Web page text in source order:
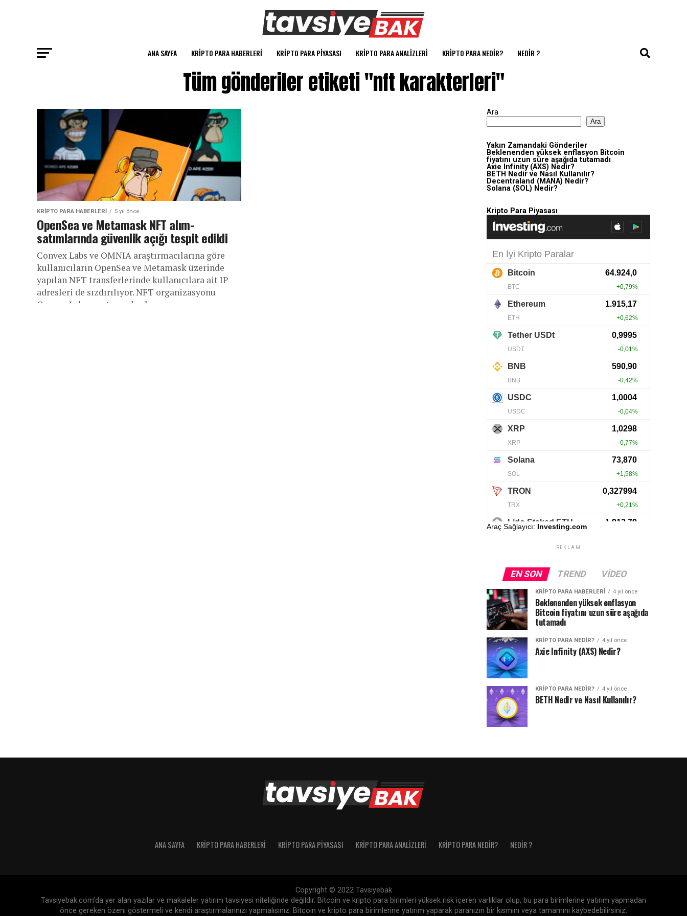
ANA SAYFA KRIPTO PARA HABERLERI KRIPTO PARA PIYASASI KRIPTO PARA ANALIZLERI KRIPTO PARA NEDIR? NEDIR ?
Tüm gönderiler etiketi "nft karakterleri"
KRIPTO PARA HABERLERI 5 yıl önce
OpenSea ve Metamask NFT alım-
satımlarında güvenlik açığı tespit edildi
Convex Labs ve OMNIA araştırmacılarına göre
kullanıcıların OpenSea ve Metamask üzerinde
yapılan NFT transferlerinde kullanıcılara ait IP
adresleri de sızdırılıyor. NFT organizasyonu
Convex Labs araştırma başkanı...
Ara
Ara
Yakın Zamandaki Gönderiler
Beklenenden yüksek enflasyon Bitcoin
fiyatını uzun süre aşağıda tutamadı
Axie Infinity (AXS) Nedir?
BETH Nedir ve Nasıl Kullanılır?
Decentraland (MANA) Nedir?
Solana (SOL) Nedir?
Kripto Para Piyasası
Araç Sağlayıcı: Investing.com
REKLAM
EN SON TREND VIDEO
KRIPTO PARA HABERLERI 4 yıl önce
Beklenenden yüksek enflasyon
Bitcoin fiyatını uzun süre aşağıda
tutamadı
KRIPTO PARA NEDIR? 4 yıl önce
Axie Infinity (AXS) Nedir?
KRIPTO PARA NEDIR? 4 yıl önce
BETH Nedir ve Nasıl Kullanılır?
ANA SAYFA KRIPTO PARA HABERLERI KRIPTO PARA PIYASASI KRIPTO PARA ANALIZLERI KRIPTO PARA NEDIR? NEDIR ?
Copyright © 2022 Tavsiyebak
Tavsiyebak.com’da yer alan yazılar ve makaleler yatırım tavsiyesi niteliğinde değildir. Bitcoin ve kripto para birimleri yüksek risk içeren varlıklar olup, bu para birimlerine yatırım yapmadan
önce gereken özeni göstermeli ve kendi araştırmalarınızı yapmalısınız. Bitcoin ve kripto para birimlerine yatırım yaparak paranızın bir kısmını veya tamamını kaybedebilirsiniz.